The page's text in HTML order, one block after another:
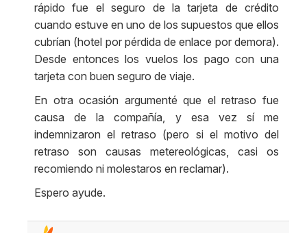
rápido fue el seguro de la tarjeta de crédito
cuando estuve en uno de los supuestos que ellos
cubrían (hotel por pérdida de enlace por demora).
Desde entonces los vuelos los pago con una
tarjeta con buen seguro de viaje.
En otra ocasión argumenté que el retraso fue
causa de la compañía, y esa vez sí me
indemnizaron el retraso (pero si el motivo del
retraso son causas metereológicas, casi os
recomiendo ni molestaros en reclamar).
Espero ayude.